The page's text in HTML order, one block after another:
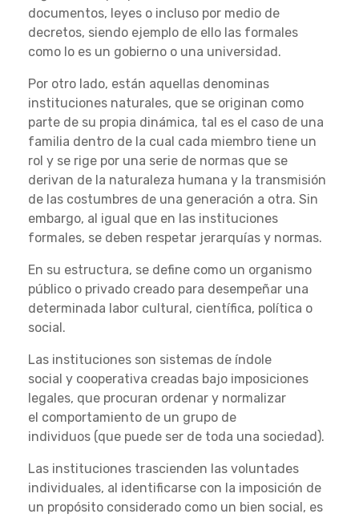
documentos, leyes o incluso por medio de
decretos, siendo ejemplo de ello las formales
como lo es un gobierno o una universidad.
Por otro lado, están aquellas denominas
instituciones naturales, que se originan como
parte de su propia dinámica, tal es el caso de una
familia dentro de la cual cada miembro tiene un
rol y se rige por una serie de normas que se
derivan de la naturaleza humana y la transmisión
de las costumbres de una generación a otra. Sin
embargo, al igual que en las instituciones
formales, se deben respetar jerarquías y normas.
En su estructura, se define como un organismo
público o privado creado para desempeñar una
determinada labor cultural, científica, política o
social.
Las instituciones son sistemas de índole
social y cooperativa creadas bajo imposiciones
legales, que procuran ordenar y normalizar
el comportamiento de un grupo de
individuos (que puede ser de toda una sociedad).
Las instituciones trascienden las voluntades
individuales, al identificarse con la imposición de
un propósito considerado como un bien social, es